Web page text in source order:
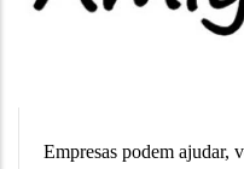
Empresas podem ajudar,